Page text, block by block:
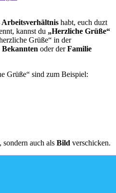
Arbeitsverhältnis habt, euch duzt
kannst du „Herzliche Grüße“
Grüße“ in der
oder derFamilie
Grüße“ sind zum Beispiel:
, sondern auch als Bild verschicken.